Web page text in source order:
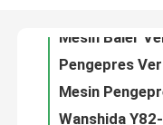
Kontrol Kualitas